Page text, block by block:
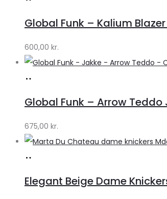
Lykke
by
Lykke
Global Funk – Kalium
600,00 kr.
Lykke
by
Lykke
Global Funk – Arrow
675,00 kr.
Klædeskabet.dk
Elegant Beige Dame